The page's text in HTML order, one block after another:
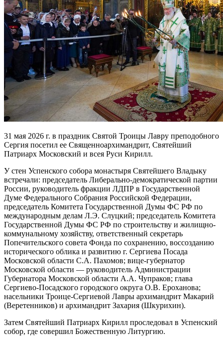
31 мая 2026 г. в праздник Святой Троицы Лавру преподобного
Сергия посетил ее Священноархимандрит, Святейший
Патриарх Московский и всея Руси Кирилл.
У стен Успенского собора монастыря Святейшего Владыку
встречали: председатель Либерально-демократической партии
России, руководитель фракции ЛДПР в Государственной
Думе Федерального Собрания Российской Федерации,
председатель Комитета Государственной Думы ФС РФ по
международным делам Л.Э. Слуцкий; председатель Комитета
Государственной Думы ФС РФ по строительству и жилищно-
коммунальному хозяйству, ответственный секретарь
Попечительского совета Фонда по сохранению, воссозданию
исторического облика и развитию г. Сергиева Посада
Московской области С.А. Пахомов; вице-губернатор
Московской области — руководитель Администрации
Губернатора Московской области А.А. Чупраков; глава
Сергиево-Посадского городского округа О.В. Ероханова;
насельники Троице-Сергиевой Лавры архимандрит Макарий
(Веретенников) и архимандрит Захария (Шкурихин).
Затем Святейший Патриарх Кирилл проследовал в Успенский
собор, где совершил Божественную Литургию.